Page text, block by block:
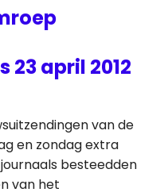
april 2012
van de
en zondag extra
besteedden
van het